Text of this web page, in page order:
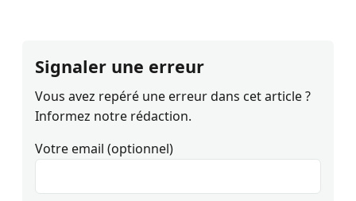
Signaler une erreur
Vous avez repéré une erreur dans cet article ?
Informez notre rédaction.
Votre email (optionnel)